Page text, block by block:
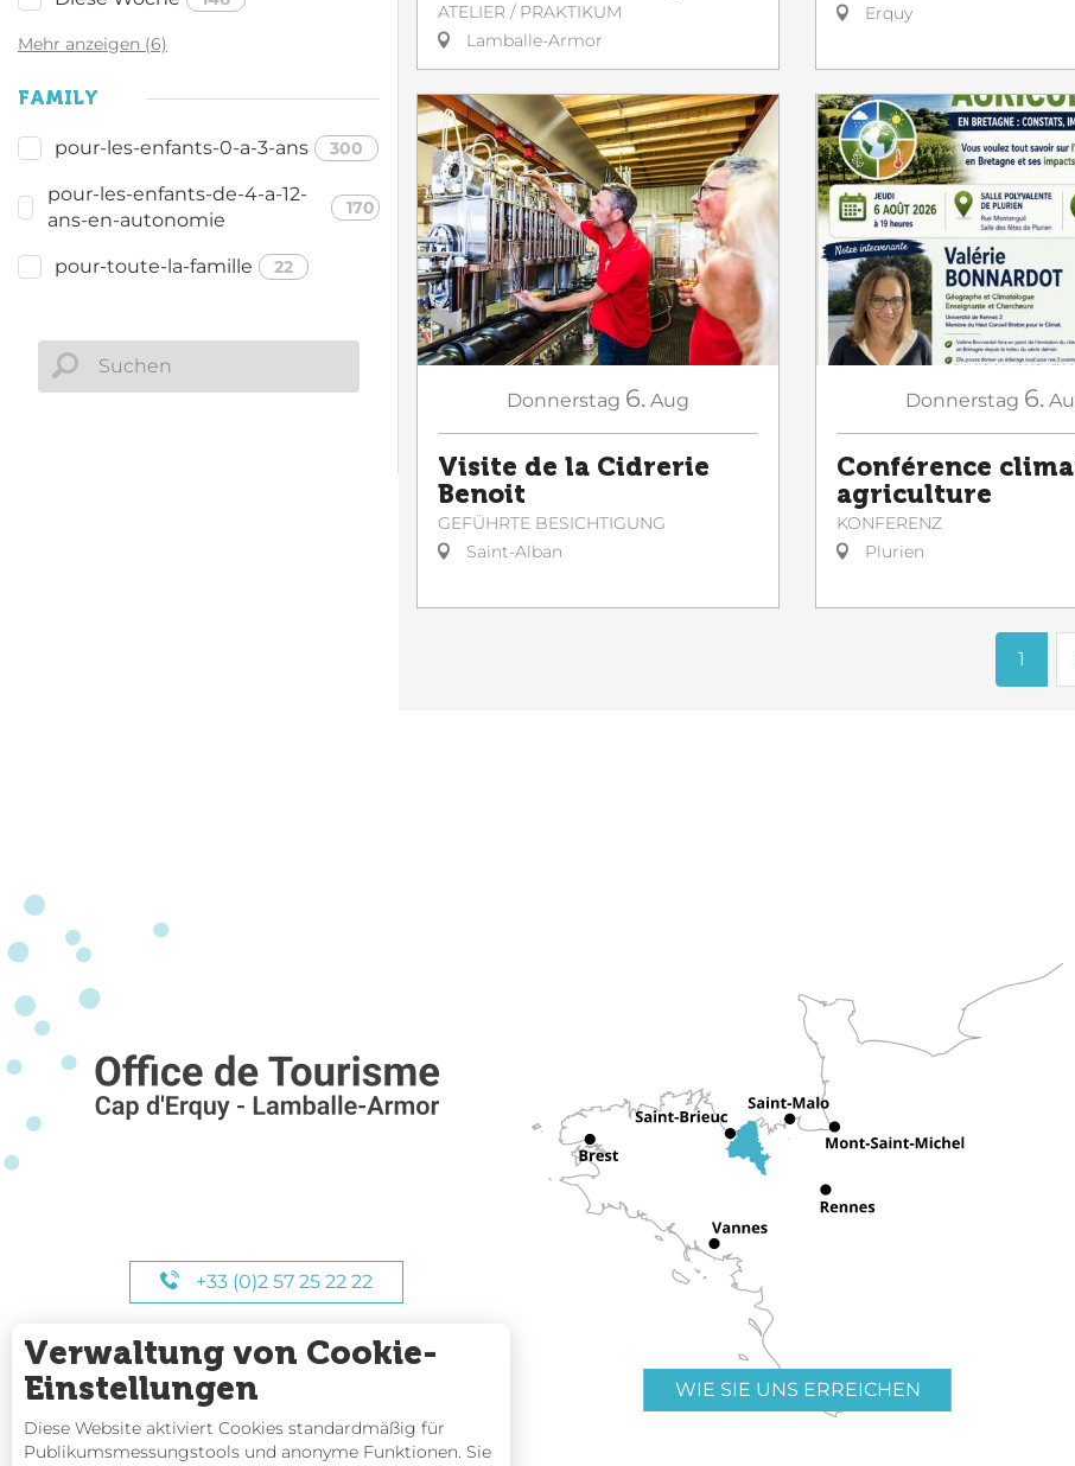
Mehr anzeigen (6)
FAMILY
pour-les-enfants-0-a-3-ans 300
pour-les-enfants-de-4-a-12-
ans-en-autonomie
170
pour-toute-la-famille 22
ATELIER / PRAKTIKUM
Lamballe-Armor
Erquy
Donnerstag 6. Aug
Visite de la Cidrerie
Benoit
GEFÜHRTE BESICHTIGUNG
Saint-Alban
Donnerstag 6.
Conférence
agriculture
KONFERENZ
Plurien
1
+33 (0)2 57 25 22 22
UNSERE STUNDEN
WIE SIE UNS ERREICHEN
Verwaltung von Cookie-
Einstellungen
Diese Website aktiviert Cookies standardmäßig für
Publikumsmessungstools und anonyme Funktionen. Sie